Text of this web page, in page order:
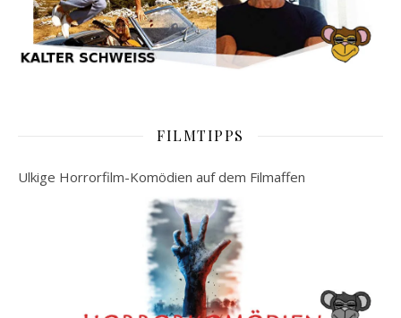
FILMTIPPS
Ulkige Horrorfilm-Komödien auf dem Filmaffen